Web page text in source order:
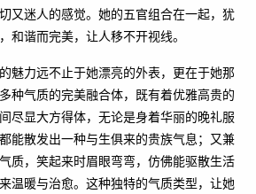
又迷人的感觉。她的五官组合在一起，犹
和谐而完美，让人移不开视线。
魅力远不止于她漂亮的外表，更在于她那
种气质的完美融合体，既有着优雅高贵的
尽显大方得体，无论是身着华丽的晚礼服
能散发出一种与生俱来的贵族气息；又兼
质，笑起来时眉眼弯弯，仿佛能驱散生活
温暖与治愈。这种独特的气质类型，让她